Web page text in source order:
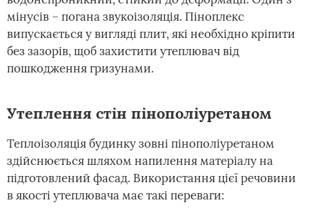
мінусів – погана звукоізоляція. Піноплекс
випускається у вигляді плит, які необхідно кріпити
без зазорів, щоб захистити утеплювач від
пошкодження гризунами.
Утеплення стін пінополіуретаном
Теплоізоляція будинку зовні пінополіуретаном
здійснюється шляхом напилення матеріалу на
підготовлений фасад. Використання цієї речовини
в якості утеплювача має такі переваги: